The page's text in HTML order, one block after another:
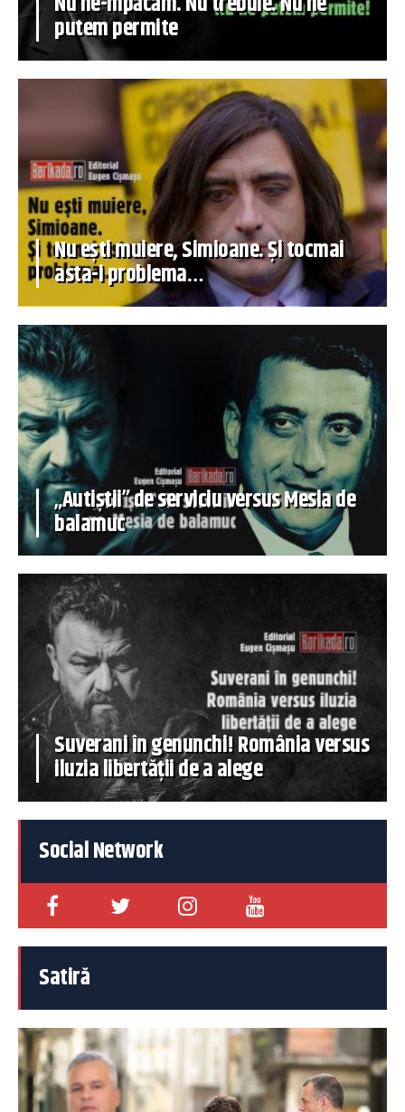
putem permite
Nu ești muiere, Simioane. Și tocmai
asta-i problema…
„Autiștii” de serviciu versus Mesia de
balamuc
Suverani în genunchi! România versus
iluzia libertății de a alege
Social Network
Satiră